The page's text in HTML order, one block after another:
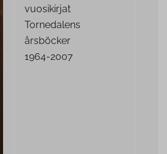
vuosikirjat
Tornedalens
årsböcker
1964-2007